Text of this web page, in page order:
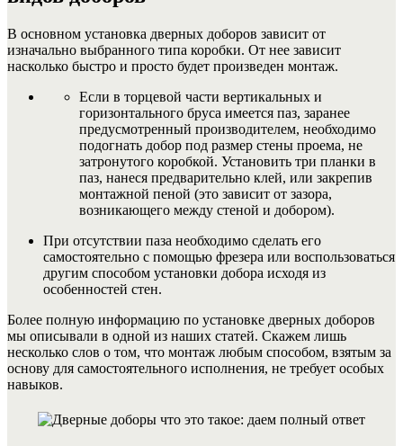
В основном установка дверных доборов зависит от
изначально выбранного типа коробки. От нее зависит
насколько быстро и просто будет произведен монтаж.
Если в торцевой части вертикальных и
горизонтального бруса имеется паз, заранее
предусмотренный производителем, необходимо
подогнать добор под размер стены проема, не
затронутого коробкой. Установить три планки в
паз, нанеся предварительно клей, или закрепив
монтажной пеной (это зависит от зазора,
возникающего между стеной и добором).
При отсутствии паза необходимо сделать его
самостоятельно с помощью фрезера или воспользоваться
другим способом установки добора исходя из
особенностей стен.
Более полную информацию по установке дверных доборов
мы описывали в одной из наших статей. Скажем лишь
несколько слов о том, что монтаж любым способом, взятым за
основу для самостоятельного исполнения, не требует особых
навыков.